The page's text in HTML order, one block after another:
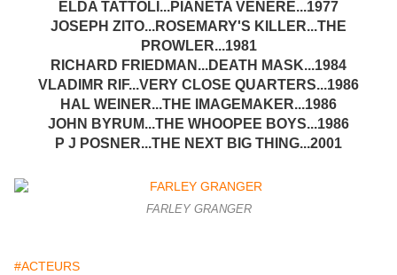
ELDA TATTOLI...PIANETA VENERE...1977
JOSEPH ZITO...ROSEMARY'S KILLER...THE
PROWLER...1981
RICHARD FRIEDMAN...DEATH MASK...1984
VLADIMR RIF...VERY CLOSE QUARTERS...1986
HAL WEINER...THE IMAGEMAKER...1986
JOHN BYRUM...THE WHOOPEE BOYS...1986
P J POSNER...THE NEXT BIG THING...2001
FARLEY GRANGER
#ACTEURS